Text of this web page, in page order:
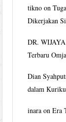
tikno on
Dikerjakan
DR.
Terbaru
Dian
dalam
inara onEra